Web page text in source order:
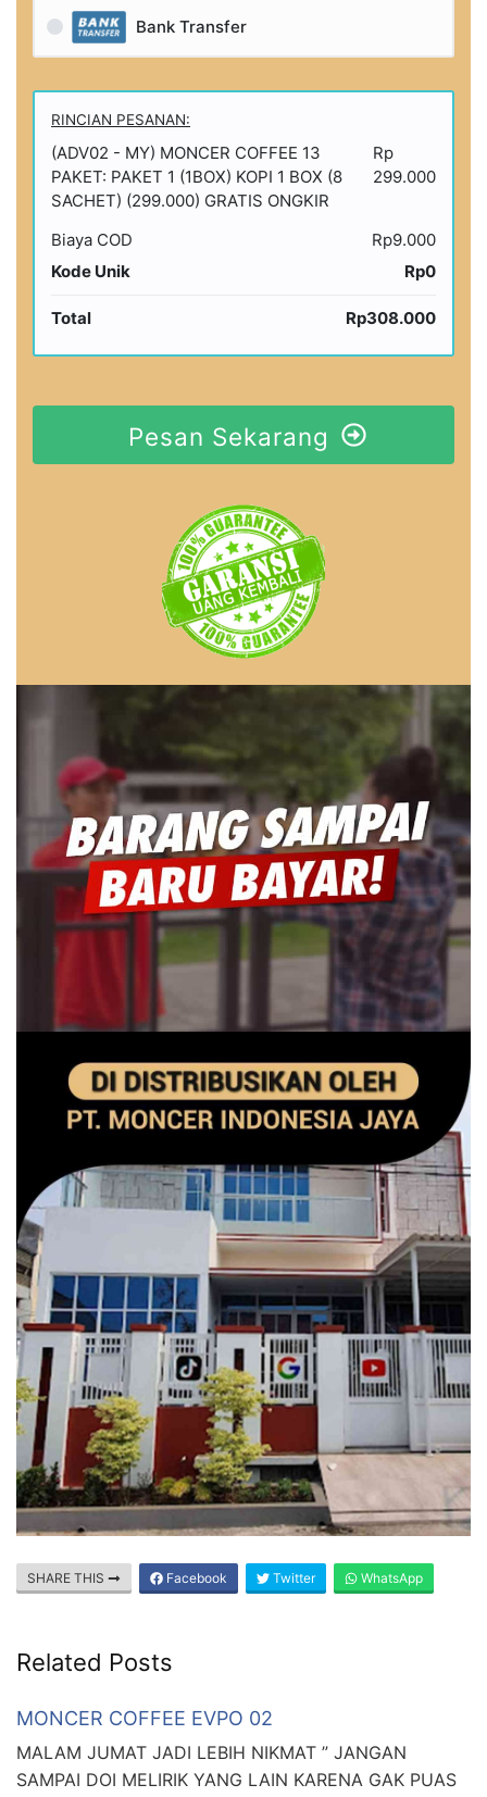
Bank Transfer
RINCIAN PESANAN:
(ADV02 - MY) MONCER COFFEE 13
PAKET: PAKET 1 (1BOX) KOPI 1 BOX (8
SACHET) (299.000) GRATIS ONGKIR
Rp
299.000
Biaya COD
Rp9.000
Kode Unik
Rp0
Total Rp308.000
Pesan Sekarang
SHARE THIS Facebook Twitter WhatsApp
Related Posts
MONCER COFFEE EVPO 02
MALAM JUMAT JADI LEBIH NIKMAT ” JANGAN
SAMPAI DOI MELIRIK YANG LAIN KARENA GAK PUAS